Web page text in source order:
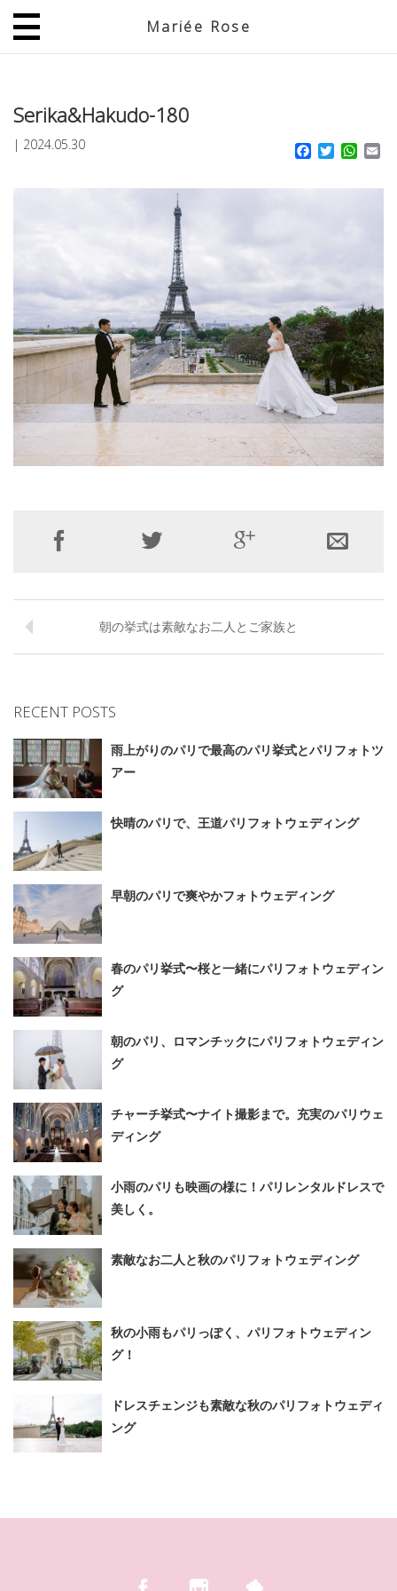
Mariée Rose
Serika&Hakudo-180
| 2024.05.30 Facebook
Twitter
朝の挙式は素敵なお二人とご家族と
RECENT POSTS
雨上がりのパリで最高のパリ挙式とパリフォトツ
アー
快晴のパリで、王道パリフォトウェディング
早朝のパリで爽やかフォトウェディング
春のパリ挙式〜桜と一緒にパリフォトウェディン
グ
朝のパリ、ロマンチックにパリフォトウェディン
グ
チャーチ挙式〜ナイト撮影まで。充実のパリウェ
ディング
小雨のパリも映画の様に！パリレンタルドレスで
美しく。
素敵なお二人と秋のパリフォトウェディング
秋の小雨もパリっぽく、パリフォトウェディン
グ！
ドレスチェンジも素敵な秋のパリフォトウェディ
ング